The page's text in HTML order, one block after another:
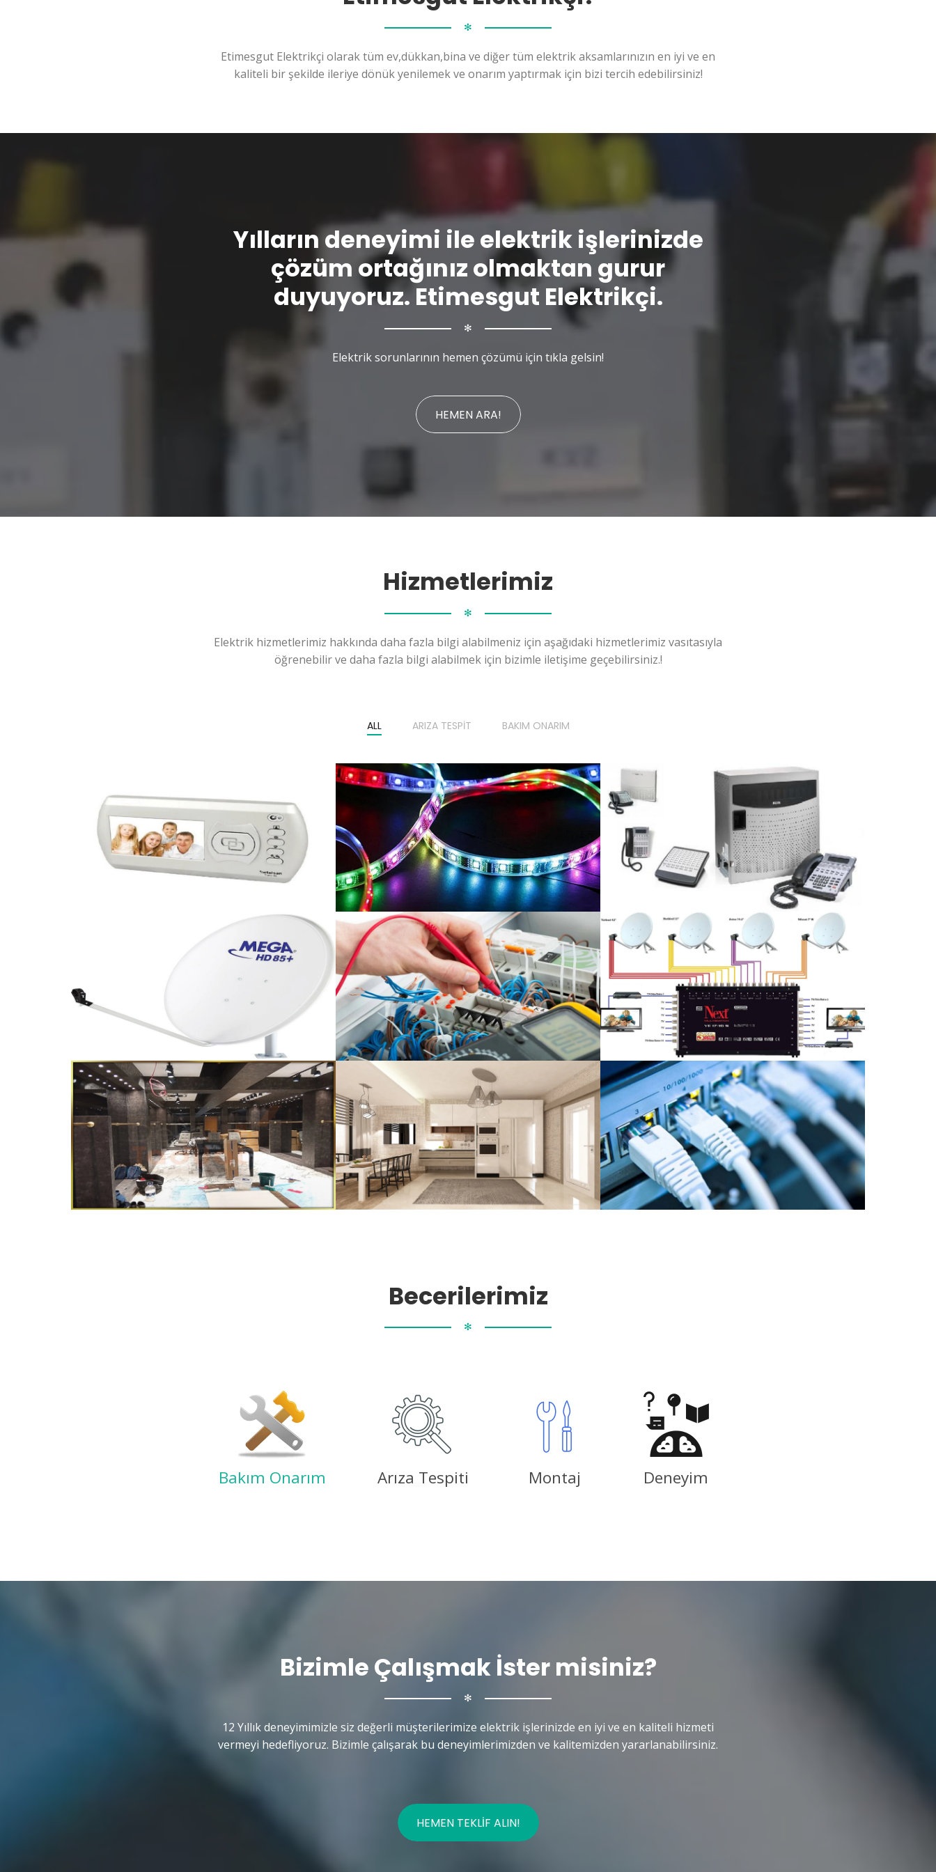
✻
Etimesgut Elektrikçi olarak tüm ev,dükkan,bina ve diğer tüm elektrik aksamlarınızın en iyi ve en
kaliteli bir şekilde ileriye dönük yenilemek ve onarım yaptırmak için bizi tercih edebilirsiniz!
Yılların deneyimi ile elektrik işlerinizde
çözüm ortağınız olmaktan gurur
duyuyoruz. Etimesgut Elektrikçi.
✻
Elektrik sorunlarının hemen çözümü için tıkla gelsin!
HEMEN ARA!
Hizmetlerimiz
✻
Elektrik hizmetlerimiz hakkında daha fazla bilgi alabilmeniz için aşağıdaki hizmetlerimiz vasıtasıyla
öğrenebilir ve daha fazla bilgi alabilmek için bizimle iletişime geçebilirsiniz.!
ALL ARIZA TESPIT BAKIM ONARIM
Becerilerimiz
✻
Bakım Onarım Arıza Tespiti Montaj Deneyim
Bizimle Çalışmak İster misiniz?
✻
12 Yıllık deneyimimizle siz değerli müşterilerimize elektrik işlerinizde en iyi ve en kaliteli hizmeti
vermeyi hedefliyoruz. Bizimle çalışarak bu deneyimlerimizden ve kalitemizden yararlanabilirsiniz.
HEMEN TEKLIF ALIN!